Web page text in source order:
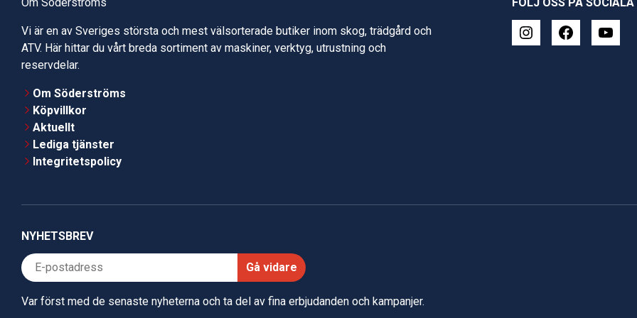
Om Söderströms
Vi är en av Sveriges största och mest välsorterade butiker inom skog, trädgård och
ATV. Här hittar du vårt breda sortiment av maskiner, verktyg, utrustning och
reservdelar.
Om Söderströms
Köpvillkor
Aktuellt
Lediga tjänster
Integritetspolicy
FÖLJ OSS PÅ SOCIALA
NYHETSBREV
Gå vidare
Var först med de senaste nyheterna och ta del av fina erbjudanden och kampanjer.